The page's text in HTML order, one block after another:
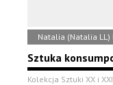
Natalia (Natalia LL)
Sztuka
Kolekcja Sztuki XX i